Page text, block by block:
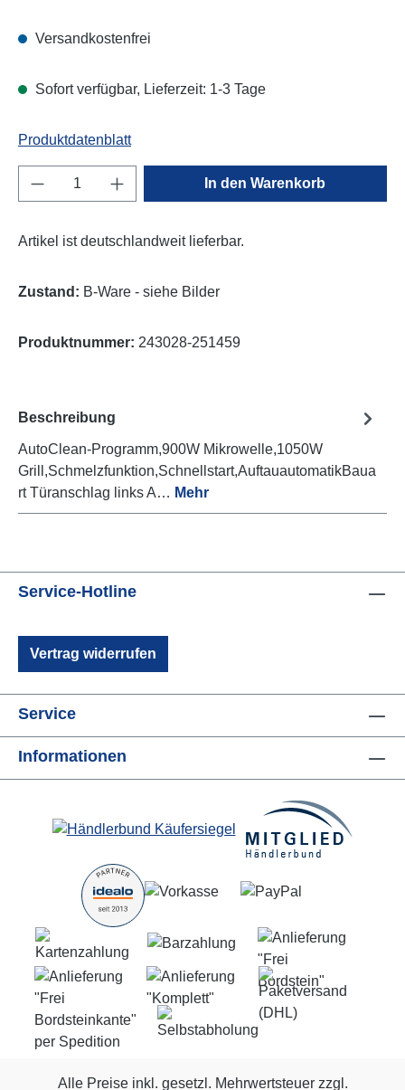
Versandkostenfrei
Sofort verfügbar, Lieferzeit: 1-3 Tage
Produktdatenblatt
Produkt Anzahl: Gib den gewünschten
In den Warenkorb
Artikel ist deutschlandweit lieferbar.
Zustand: B-Ware - siehe Bilder
Produktnummer: 243028-251459
Beschreibung
AutoClean-Programm,900W Mikrowelle,1050W
Grill,Schmelzfunktion,Schnellstart,AuftauautomatikBaua
rt Türanschlag links A… Mehr
Service-Hotline
Vertrag widerrufen
Service
Informationen
Alle Preise inkl. gesetzl. Mehrwertsteuer zzgl.